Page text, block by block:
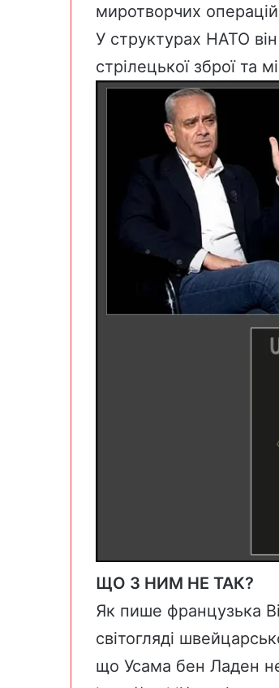
миротворчих
У структурах НАТО
стрілецької зброї та
ЩО З НИМ НЕ ТАК?
Як пише французька
світогляді
що Усама бен Ладен